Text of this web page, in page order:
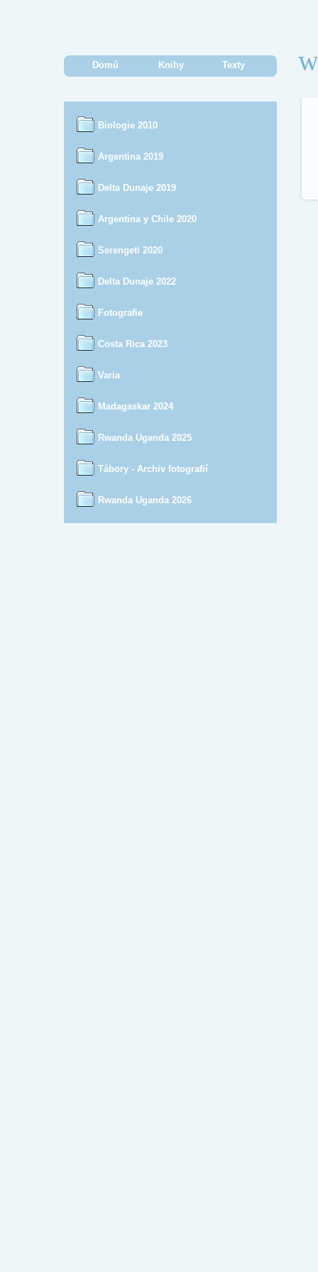
Domů Knihy Texty
Biologie 2010
Argentina 2019
Delta Dunaje 2019
Argentina y Chile 2020
Serengeti 2020
Delta Dunaje 2022
Fotografie
Costa Rica 2023
Varia
Madagaskar 2024
Rwanda Uganda 2025
Tábory - Archiv fotografií
Rwanda Uganda 2026